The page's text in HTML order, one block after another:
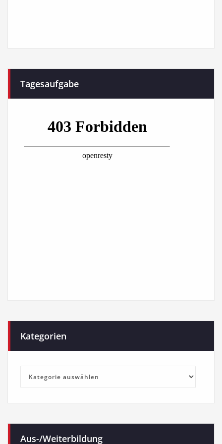
Tagesaufgabe
Kategorien
Kategorien
Aus-/Weiterbildung